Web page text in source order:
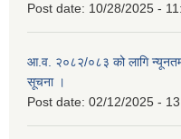
Post date: 10/28/2025 -
आ.व. २०८२/०८३ को लागि न्यूनतम
सूचना ।
Post date: 02/12/2025 -